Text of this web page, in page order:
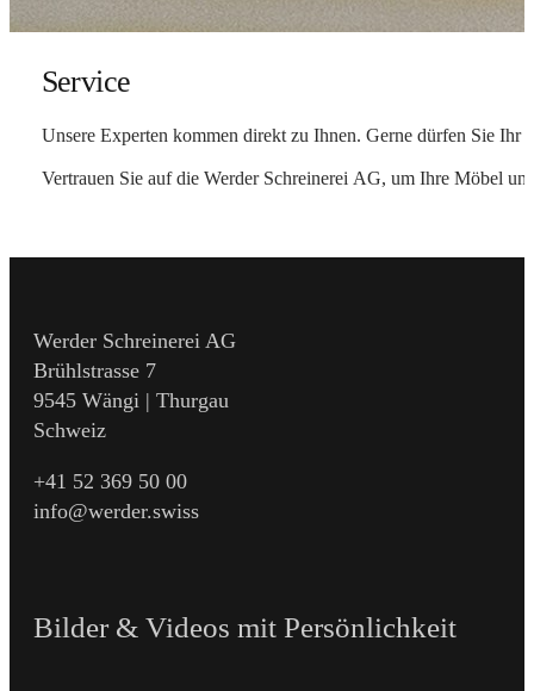
Service
Unsere Experten kommen direkt zu Ihnen. Gerne dürfen Sie Ihr
Vertrauen Sie auf die Werder Schreinerei AG, um Ihre Möbel
Werder Schreinerei AG
Brühlstrasse 7
9545 Wängi | Thurgau
Schweiz
+41 52 369 50 00
info@werder.swiss
Bilder & Videos mit Persönlichkeit